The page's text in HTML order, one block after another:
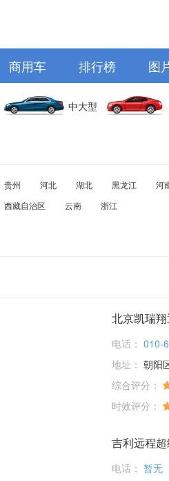
商用车 排行榜 图
中大型
贵州 河北 湖北 黑龙江 河
西藏自治区 云南 浙江
北京凯瑞翔
电话： 010-
地址： 朝阳
综合评分：
时效评分：
吉利远程
电话： 暂无